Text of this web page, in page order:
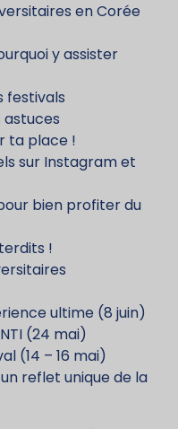
en Corée
y assister
festivals
astuces
ta place !
sur Instagram et
bien profiter du
!
ultime (8 juin)
(24 mai)
(14 – 16 mai)
reflet unique de la